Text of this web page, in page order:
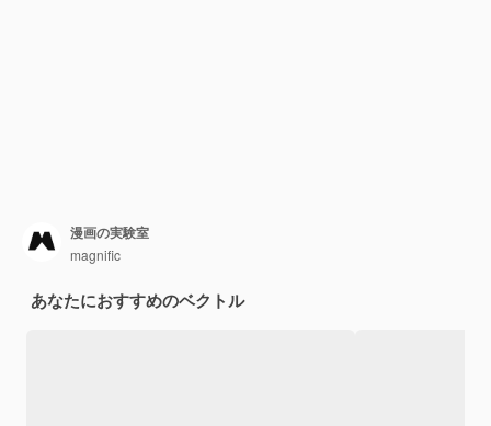
漫画の実験室
magnific
あなたにおすすめのベクトル